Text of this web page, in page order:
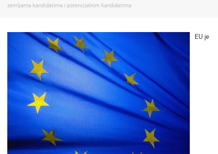
zemljama kandidatima i potencijalnim kandidatima
EU je